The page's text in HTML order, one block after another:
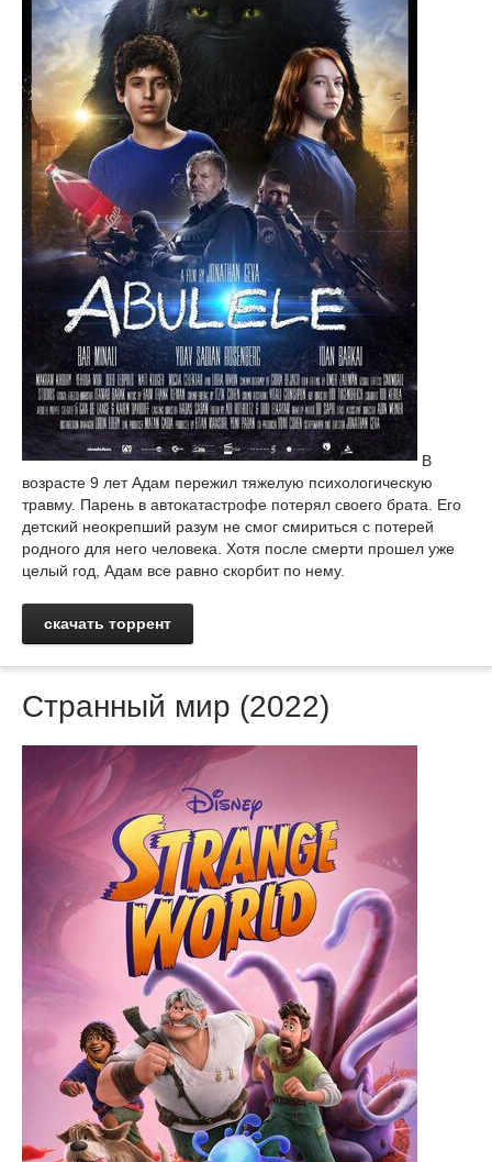
В
возрасте 9 лет Адам пережил тяжелую психологическую
травму. Парень в автокатастрофе потерял своего брата. Его
детский неокрепший разум не смог смириться с потерей
родного для него человека. Хотя после смерти прошел уже
целый год, Адам все равно скорбит по нему.
скачать торрент
Странный мир (2022)